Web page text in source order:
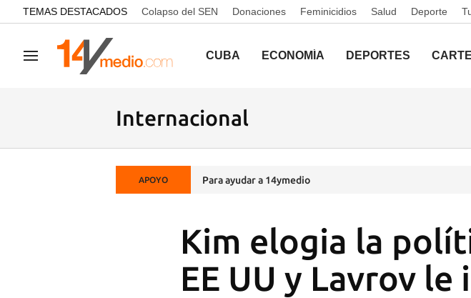
common.go-to-content
TEMAS DESTACADOS Colapso del SEN Donaciones Feminicidios Salud Deporte
Navegación CUBA ECONOMÍA DEPORTES
Internacional
APOYO Para ayudar a 14ymedio
Kim elogia la
EE UU y Lavrov le